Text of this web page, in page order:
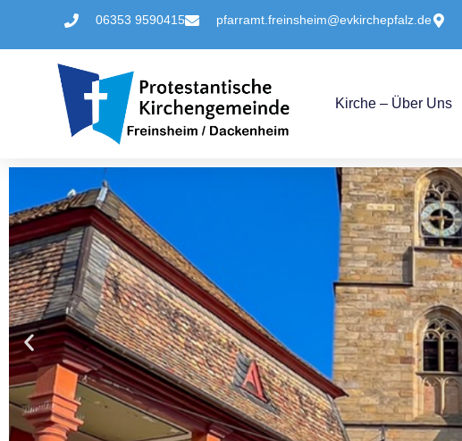
06353 9590415 pfarramt.freinsheim@evkirchepfalz.de
Kirche – Über Uns